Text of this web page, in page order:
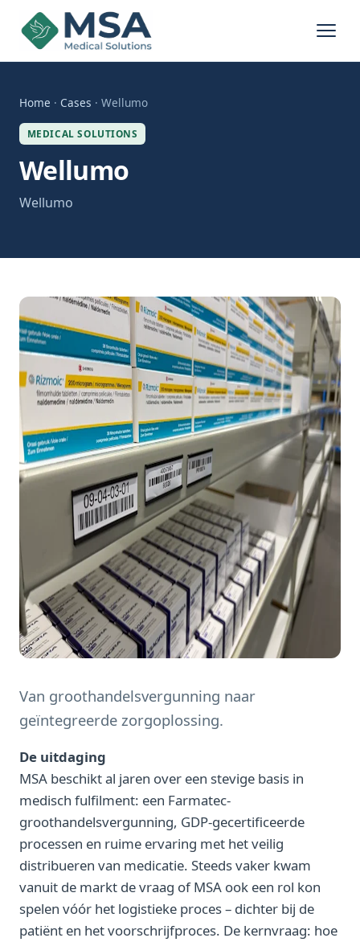
Home · Cases · Wellumo
MEDICAL SOLUTIONS
Wellumo
Wellumo
Van groothandelsvergunning naar
geïntegreerde zorgoplossing.
De uitdaging
MSA beschikt al jaren over een stevige basis in
medisch fulfilment: een Farmatec-
groothandelsvergunning, GDP-gecertificeerde
processen en ruime ervaring met het veilig
distribueren van medicatie. Steeds vaker kwam
vanuit de markt de vraag of MSA ook een rol kon
spelen vóór het logistieke proces – dichter bij de
patiënt en het voorschrijfproces. De kernvraag: hoe